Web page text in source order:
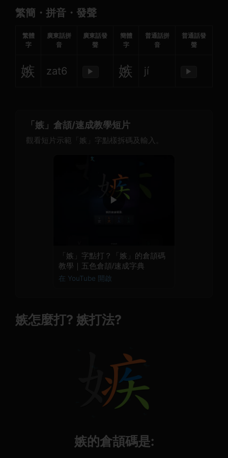
繁簡・拼音・發聲
繁體
字
廣東話拼
音
廣東話發
聲
簡體
字
普通話拼
音
普通話發
聲
嫉 zat6 ▶ 嫉 jí ▶
「嫉」倉頡/速成教學短片
觀看短片示範「嫉」字點樣拆碼及輸入。
▶
「嫉」字點打？「嫉」的倉頡碼
教學｜五色倉頡/速成字典
在 YouTube 開啟
嫉怎麼打? 嫉打法?
嫉的倉頡碼是: